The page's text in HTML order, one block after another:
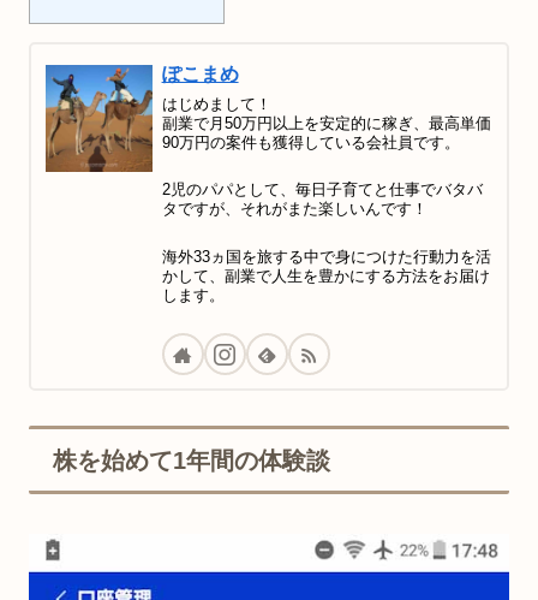
ぽこまめ
はじめまして！
副業で月50万円以上を安定的に稼ぎ、最高単価
90万円の案件も獲得している会社員です。
2児のパパとして、毎日子育てと仕事でバタバ
タですが、それがまた楽しいんです！
海外33ヵ国を旅する中で身につけた行動力を活
かして、副業で人生を豊かにする方法をお届け
します。
株を始めて1年間の体験談